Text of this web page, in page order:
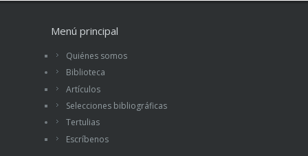
Menú principal
Quiénes somos
Biblioteca
Artículos
Selecciones bibliográficas
Tertulias
Escríbenos